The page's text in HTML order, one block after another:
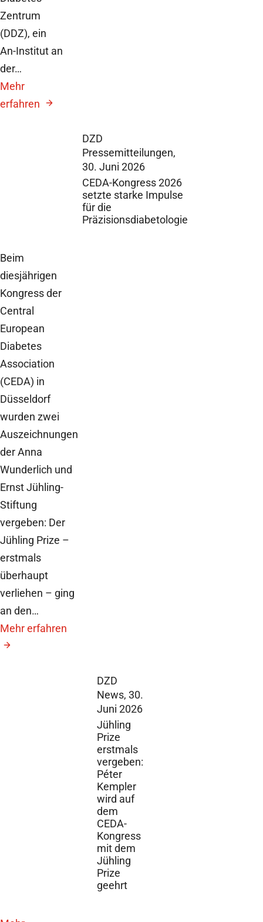
DZD
Pressemitteilungen,
30. Juni 2026
CEDA-Kongress 2026
setzte starke Impulse
für die
Präzisionsdiabetologie
Zentrum
(DDZ), ein
An-Institut an
der…
Mehr
erfahren
DZD
News, 30.
Juni 2026
Jühling
Prize
erstmals
vergeben:
Péter
Kempler
wird auf
dem
CEDA-
Kongress
mit dem
Jühling
Prize
geehrt
Beim
diesjährigen
Kongress der
Central
European
Diabetes
Association
(CEDA) in
Düsseldorf
wurden zwei
Auszeichnungen
der Anna
Wunderlich und
Ernst Jühling-
Stiftung
vergeben: Der
Jühling Prize –
erstmals
überhaupt
verliehen – ging
an den…
Mehr erfahren